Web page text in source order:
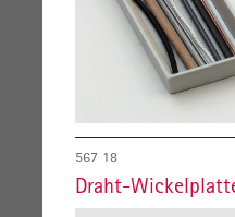
567 18
Draht-